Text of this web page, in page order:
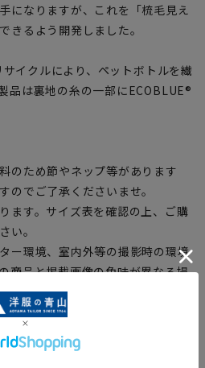
になりますが、これを「梳毛見え
きるよう開発しました。
イクルにより、ペットボトルを繊
品は裏地の糸の一部にECOBLUE®
のため節やネップ等があります
のでご了承くださいませ。
ます。サイズ表を確認の上、ご購
い。
ー環境、室内外等の撮影時の環境
商品と掲載画像の色味が異なる場
り、着用感や実際のサイズ表に若
います。予めご了承ください。
品在庫を共有しております関係